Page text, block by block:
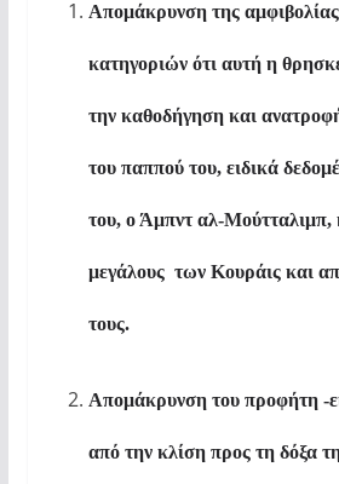
Απομάκρυνση της
κατηγοριών ότι αυτή η
την καθοδήγηση και
του παππού του, ειδικά
του, ο Άμπντ αλ-Μούτταλιμπ,
μεγάλους των Κουράις και
τους.
Απομάκρυνση του προφήτη -
από την κλίση προς τη δόξα